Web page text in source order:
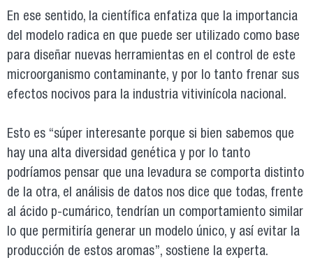
En ese sentido, la científica enfatiza que la importancia
del modelo radica en que puede ser utilizado como base
para diseñar nuevas herramientas en el control de este
microorganismo contaminante, y por lo tanto frenar sus
efectos nocivos para la industria vitivinícola nacional.
Esto es “súper interesante porque si bien sabemos que
hay una alta diversidad genética y por lo tanto
podríamos pensar que una levadura se comporta distinto
de la otra, el análisis de datos nos dice que todas, frente
al ácido p-cumárico, tendrían un comportamiento similar
lo que permitiría generar un modelo único, y así evitar la
producción de estos aromas”, sostiene la experta.